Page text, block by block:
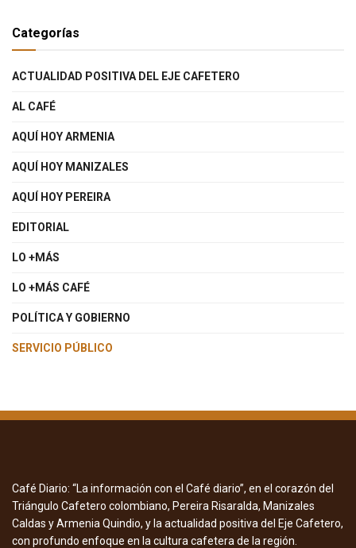
Categorías
ACTUALIDAD POSITIVA DEL EJE CAFETERO
AL CAFÉ
AQUÍ HOY ARMENIA
AQUÍ HOY MANIZALES
AQUÍ HOY PEREIRA
EDITORIAL
LO +MÁS
LO +MÁS CAFÉ
POLÍTICA Y GOBIERNO
SERVICIO PÚBLICO
Café Diario: “La información con el Café diario”, en el corazón del
Triángulo Cafetero colombiano, Pereira Risaralda, Manizales
Caldas y Armenia Quindio, y la actualidad positiva del Eje Cafetero,
con profundo enfoque en la cultura cafetera de la región.